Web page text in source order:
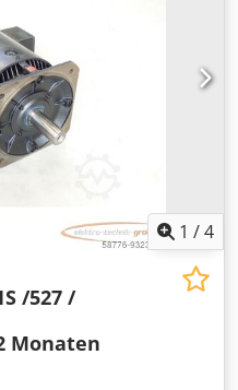
1 /4
/527 /
Monaten